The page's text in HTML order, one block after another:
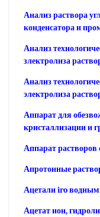
Анализ раствора
конденсатора и
Анализ
злектролиза
Анализ
электролиза
Аппарат для
кристаллизации и
Аппарат растворов
Апротонные
Ацетали iro
Ацетат ион,